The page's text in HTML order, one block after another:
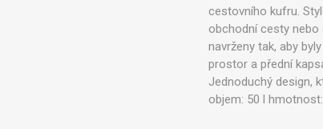
cestovního kufru.
obchodní cesty nebo
navrženy tak, aby
prostor a přední
Jednoduchý design,
objem: 50 l